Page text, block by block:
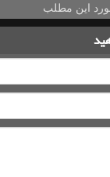
این مطلب